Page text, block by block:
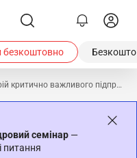
безкоштовно
Зарплатний критерій критично важливого підприємства: розрахунок середньої зарплати з 02.06.2026
семінар —
питання